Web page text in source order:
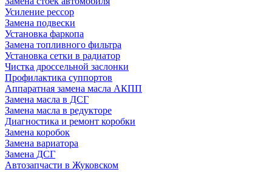
Усиление рессор
Замена подвески
Установка фаркопа
Замена топливного фильтра
Установка сетки в радиатор
Чистка дроссельной заслонки
Профилактика суппортов
Аппаратная замена масла АКПП
Замена масла в ДСГ
Замена масла в редукторе
Диагностика и ремонт коробки
Замена коробок
Замена вариатора
Замена ДСГ
Автозапчасти в Жуковском